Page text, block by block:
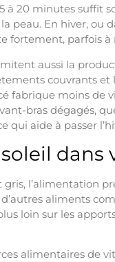
à 20 minutes suffit
peau. En hiver, ou
fortement, parfois
aussi la
couvrants
fabrique moins de
bras dégagés,
qui aide à passer
dans
l’alimentation
aliments
loin sur les
alimentaires de